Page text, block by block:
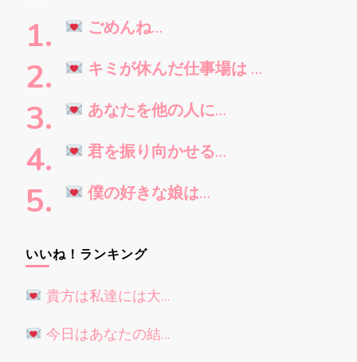
し
で
す
か
?
ごめんね…
キミが休んだ仕事場は …
あなたを他の人に…
君を振り向かせる…
僕の好きな娘は…
いいね！ランキング
貴方は私達には大…
今日はあなたの結…